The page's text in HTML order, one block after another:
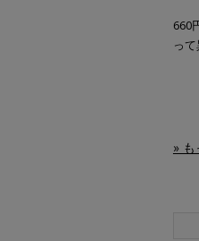
660
って
» も